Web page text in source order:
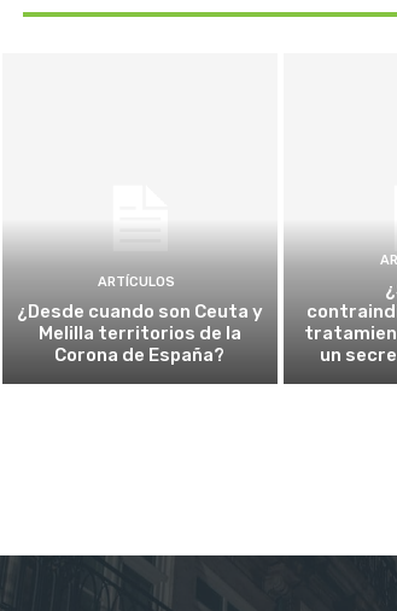
ARTÍCULOS
¿Desde cuando son Ceuta y
Melilla territorios de la
Corona de España?
un